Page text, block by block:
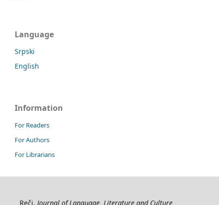
Language
Srpski
English
Information
For Readers
For Authors
For Librarians
Reči, Journal of Language, Literature and Culture